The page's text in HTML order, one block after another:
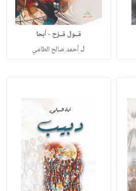
قــول قــزح - أبحا
لـأحمد صالح الطامي